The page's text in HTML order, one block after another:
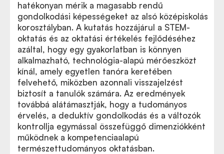
hatékonyan mérik a magasabb rendű
gondolkodási képességeket az alsó középiskolás
korosztályban. A kutatás hozzájárul a STEM-
oktatás és az oktatási értékelés fejlődéséhez
azáltal, hogy egy gyakorlatban is könnyen
alkalmazható, technológia-alapú mérőeszközt
kínál, amely egyetlen tanóra keretében
felvehető, miközben azonnali visszajelzést
biztosít a tanulók számára. Az eredmények
továbbá alátámasztják, hogy a tudományos
érvelés, a deduktív gondolkodás és a változók
kontrollja egymással összefüggő dimenziókként
működnek a kompetenciaalapú
természettudományos oktatásban.